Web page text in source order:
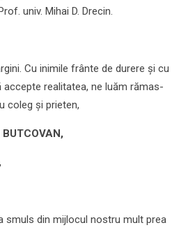
univ. Mihai D. Drecin.
Cu inimile frânte de durere și cu
realitatea, ne luăm rămas-
coleg și prieten,
BUTCOVAN,
smuls din mijlocul nostru mult prea